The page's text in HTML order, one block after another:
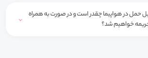
حمل در هواپیما چقدر است و در صورت به همراه
خواهیم شد؟